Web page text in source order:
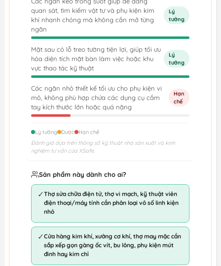
quan sát, tìm kiếm vật tư và phụ kiện kim
khí nhanh chóng mà không cần mở từng
ngăn
Lý
tưởng
Mặt sau có lỗ treo tường tiện lợi, giúp tối ưu
hóa diện tích mặt bàn làm việc hoặc khu
vực thao tác kỹ thuật
Lý
tưởng
Các ngăn nhỏ thiết kế tối ưu cho phụ kiện vi
mô, không phù hợp chứa các dụng cụ cầm
tay kích thước lớn hoặc quá nặng
Hạn
chế
Lý tưởng Được
Hạn chế
Đánh giá dựa trên thông số kỹ thuật nhà sản xuất và kinh
nghiệm tư vấn của XSafe.
Sản phẩm này dành cho ai?
✓Thợ sửa chữa điện tử, thợ vi mạch, kỹ thuật viên
điện thoại/máy tính cần phân loại vô số linh kiện
nhỏ
✓Cửa hàng kim khí, xưởng cơ khí, thợ may mặc cần
sắp xếp gọn gàng ốc vít, bu lông, phụ kiện mút
đinh hay kim chỉ